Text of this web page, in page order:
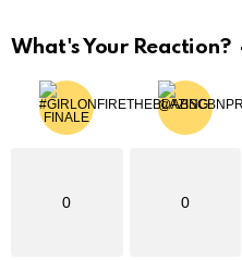
What's Your Reaction?
0 0